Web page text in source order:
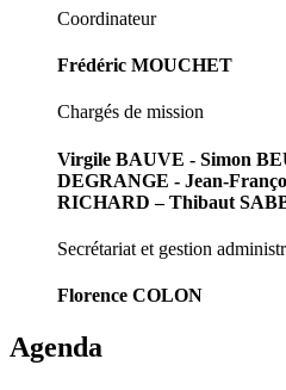
Coordinateur
Frédéric MOUCHET
Chargés de mission
Virgile BAUVE - Simon
DEGRANGE - Jean-
RICHARD – Thibaut
Secrétariat et gestion
Florence COLON
Agenda